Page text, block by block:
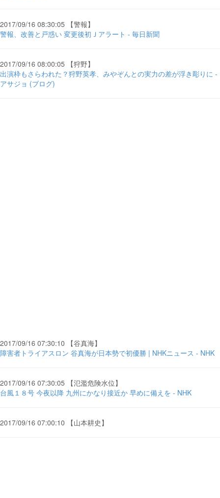
2017/09/16 08:30:05 【警報】
警報、改善と戸惑い 変更後初Ｊアラート - 毎日新聞
2017/09/16 08:00:05 【狩野】
出演枠もさらわれた？狩野英孝、みやぞんとの実力の差が浮き彫りに -
アサジョ (ブログ)
2017/09/16 07:30:10 【谷真海】
障害者トライアスロン 谷真海が日本勢で初優勝 | NHKニュース - NHK
2017/09/16 07:30:05 【氾濫危険水位】
台風１８号 今夜以降 九州にかなり接近か 早めに備えを - NHK
2017/09/16 07:00:10 【山本耕史】